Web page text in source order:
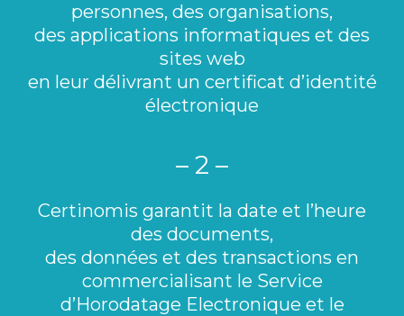
personnes, des organisations,
des applications informatiques et des
sites web
en leur délivrant un certificat d’identité
électronique
– 2 –
Certinomis garantit la date et l’heure
des documents,
des données et des transactions en
commercialisant le Service
d’Horodatage Electronique et le